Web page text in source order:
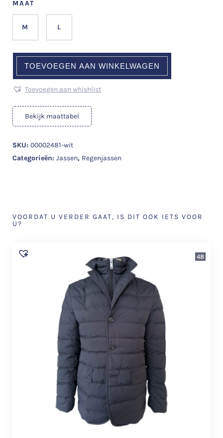
MAAT
M L
TOEVOEGEN AAN WINKELWAGEN
Toevoegen aan whishlist
Bekijk maattabel
SKU: 00002481-wit
Categorieën: Jassen, Regenjassen
VOORDAT U VERDER GAAT, IS DIT OOK IETS VOOR
U?
48